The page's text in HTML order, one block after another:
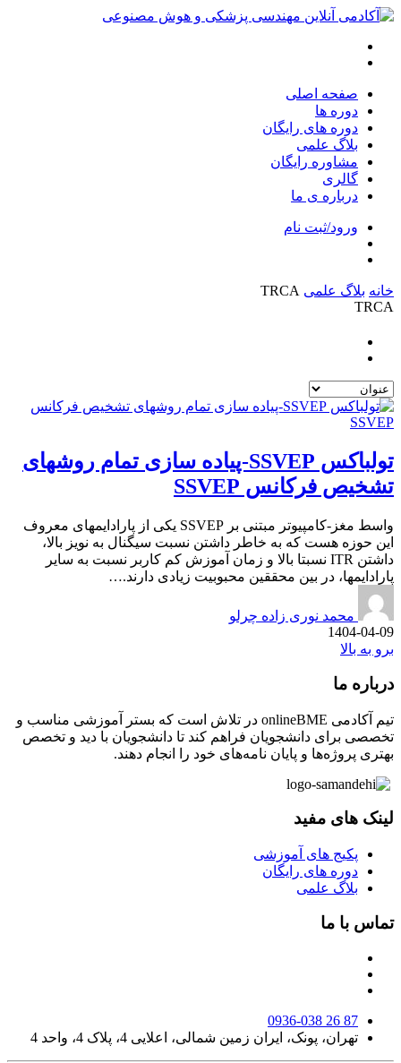
صفحه اصلی
دوره ها
دوره های رایگان
بلاگ علمی
مشاوره رایگان
گالری
درباره ی ما
ورود/ثبت نام
خانه بلاگ علمی TRCA
TRCA
تولباکس SSVEP-پیاده سازی تمام روشهای
تشخیص فرکانس SSVEP
واسط مغز-کامپیوتر مبتنی بر SSVEP یکی از پارادایمهای معروف
این حوزه هست که به خاطر داشتن نسبت سیگنال به نویز بالا،
داشتن ITR نسبتا بالا و زمان آموزش کم کاربر نسبت به سایر
پارادایمها، در بین محققین محبوبیت زیادی دارند.…
محمد نوری زاده چرلو
1404-04-09
برو به بالا
درباره ما
تیم آکادمی onlineBME در تلاش است که بستر آموزشی مناسب و
تخصصی برای دانشجویان فراهم کند تا دانشجویان با دید و تخصص
بهتری پروژه‌ها و پایان نامه‌های خود را انجام دهند.
لینک های مفید
پکیج های آموزشی
دوره های رایگان
بلاگ علمی
تماس با ما
0936-038 26 87
تهران، پونک، ایران زمین شمالی، اعلایی 4، پلاک 4، واحد 4